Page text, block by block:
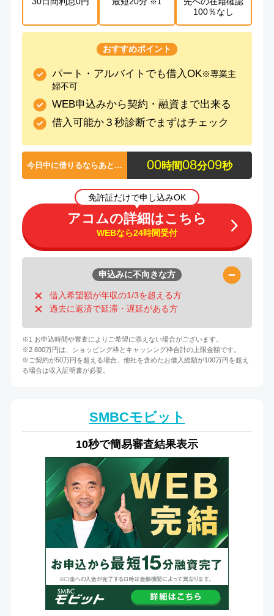
※1
100％なし
おすすめポイント
パート・アルバイトでも借入OK※専業主
婦不可
WEB申込みから契約・融資まで出来る
借入可能か３秒診断でまずはチェック
今日中に借りるならあと… 00時間08分08秒
免許証だけで申し込みOK
アコムの詳細はこちら
WEBなら24時間受付
申込みに不向きな方
借入希望額が年収の1/3を超える方
過去に返済で延滞・遅延がある方
※1 お申込時間や審査によりご希望に添えない場合がございます。
※2 800万円は、ショッピング枠とキャッシング枠合計の上限金額です。
※ご契約が50万円を超える場合、他社を含めたお借入総額が100万円を超え
る場合は収入証明書が必要。
SMBCモビット
10秒で簡易審査結果表示